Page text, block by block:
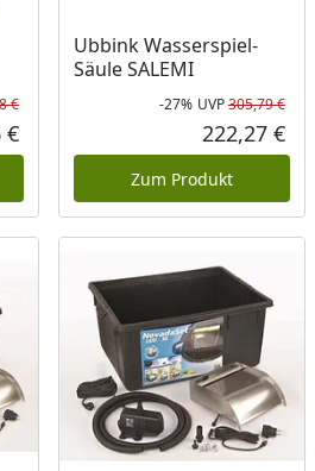
Rabatt in Prozent
Ursprünglicher Preis
€
Aktueller Preis
€
Ubbink Wasserspiel-
Säule SALEMI
-27% UVP305,79 €
222,27 €
Zum Produkt